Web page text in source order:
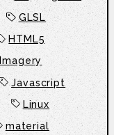
GLSL
HTML5
Imagery
Javascript
Linux
material